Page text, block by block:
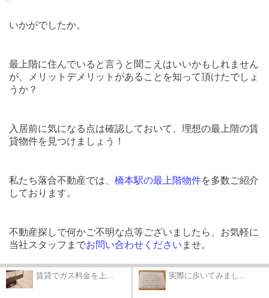
いかがでしたか。
最上階に住んでいると言うと聞こえはいいかもしれません
が、メリットデメリットがあることを知って頂けたでしょ
うか？
入居前に気になる点は確認しておいて、理想の最上階の賃
貸物件を見つけましょう！
私たち落合不動産では、 橋本駅の最上階物件を多数ご紹介
しております。
不動産探しで何かご不明な点等ございましたら、お気軽に
当社スタッフまでお問い合わせください ませ。
賃貸でガス料金を上... 実際に歩いてみまし...